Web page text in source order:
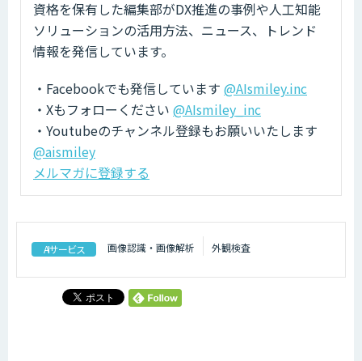
資格を保有した編集部がDX推進の事例や人工知能
ソリューションの活用方法、ニュース、トレンド
情報を発信しています。
・Facebookでも発信しています @AIsmiley.inc
・Xもフォローください @AIsmiley_inc
・Youtubeのチャンネル登録もお願いいたします
@aismiley
メルマガに登録する
AIサービス 画像認識・画像解析 外観検査